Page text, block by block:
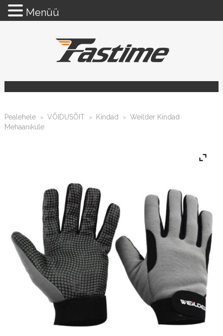
Pealehele > VÕIDUSÕIT > Kindad >
Weilder Kindad
Mehaanikule
Menüü